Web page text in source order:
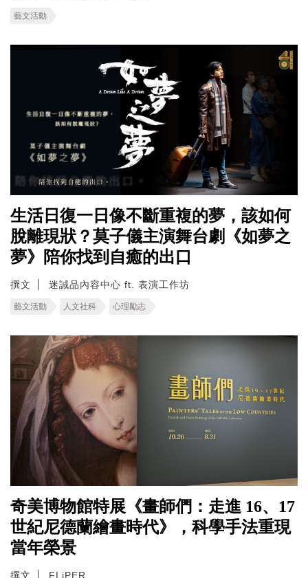
藝文活動
生活日復一日像不斷重複的夢，該如何
脫離現狀？莫子儀主演舞台劇《如夢之
夢》陪你找到自癒的出口
撰文 迷誠品內容中心 ft. 表演工作坊
藝文活動 人文社科 心理勵志
奇美博物館特展《畫師們：走進 16、17
世紀尼德蘭繪畫時代》，科學手法重現
當年榮景
撰文 FLiPER